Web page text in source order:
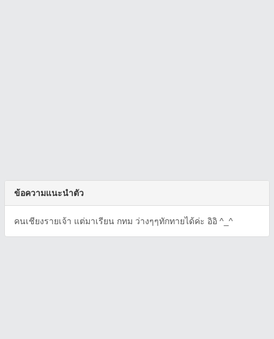
ข้อความแนะนำตัว
คนเชียงรายเจ้า แต่มาเรียน กทม ว่างๆๆทักทายได้ค่ะ อิอิ ^_^